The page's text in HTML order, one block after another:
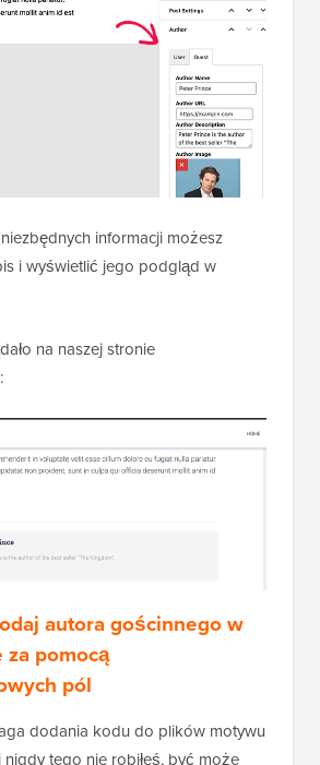
informacji możesz
i wyświetlić jego podgląd w
na naszej stronie
autora gościnnego w
za pomocą
pól
dodania kodu do plików motywu
nigdy tego nie robiłeś, być może